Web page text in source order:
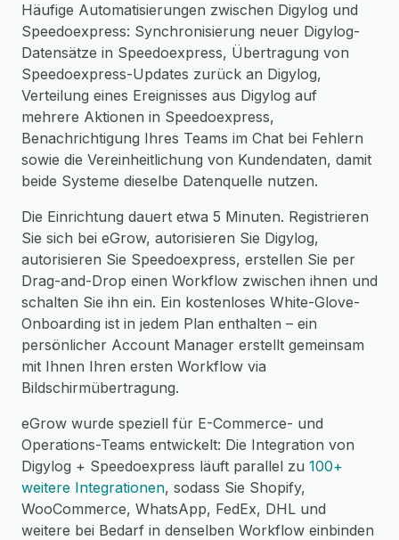
Häufige Automatisierungen zwischen Digylog und
Speedoexpress: Synchronisierung neuer Digylog-
Datensätze in Speedoexpress, Übertragung von
Speedoexpress-Updates zurück an Digylog,
Verteilung eines Ereignisses aus Digylog auf
mehrere Aktionen in Speedoexpress,
Benachrichtigung Ihres Teams im Chat bei Fehlern
sowie die Vereinheitlichung von Kundendaten, damit
beide Systeme dieselbe Datenquelle nutzen.
Die Einrichtung dauert etwa 5 Minuten. Registrieren
Sie sich bei eGrow, autorisieren Sie Digylog,
autorisieren Sie Speedoexpress, erstellen Sie per
Drag-and-Drop einen Workflow zwischen ihnen und
schalten Sie ihn ein. Ein kostenloses White-Glove-
Onboarding ist in jedem Plan enthalten – ein
persönlicher Account Manager erstellt gemeinsam
mit Ihnen Ihren ersten Workflow via
Bildschirmübertragung.
eGrow wurde speziell für E-Commerce- und
Operations-Teams entwickelt: Die Integration von
Digylog + Speedoexpress läuft parallel zu 100+
weitere Integrationen, sodass Sie Shopify,
WooCommerce, WhatsApp, FedEx, DHL und
weitere bei Bedarf in denselben Workflow einbinden